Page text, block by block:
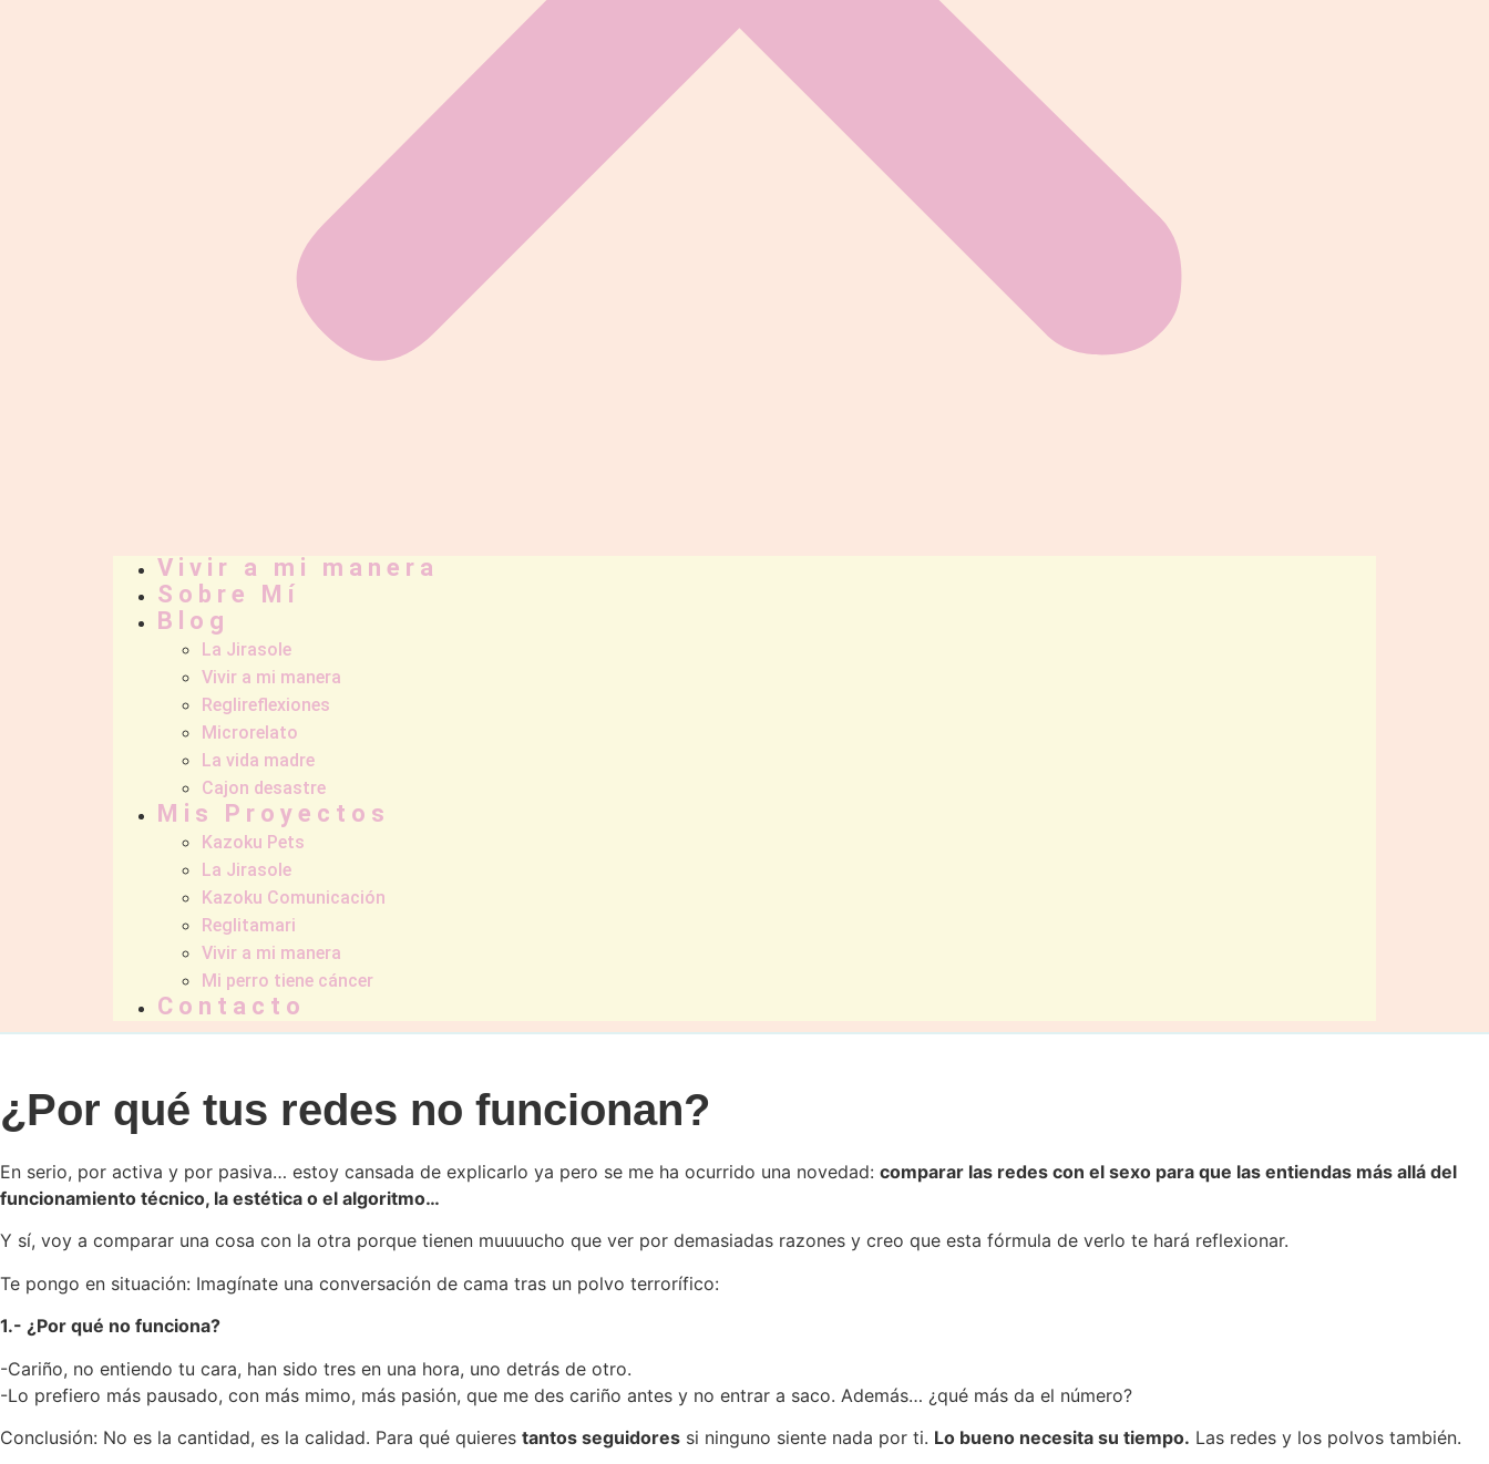
Vivir a mi manera
Sobre Mí
Blog
La Jirasole
Vivir a mi manera
Reglireflexiones
Microrelato
La vida madre
Cajon desastre
Mis Proyectos
Kazoku Pets
La Jirasole
Kazoku Comunicación
Reglitamari
Vivir a mi manera
Mi perro tiene cáncer
Contacto
¿Por qué tus redes no funcionan?
En serio, por activa y por pasiva… estoy cansada de explicarlo ya pero se me ha ocurrido una novedad: comparar las redes con el sexo para que las entiendas más allá del
funcionamiento técnico, la estética o el algoritmo…
Y sí, voy a comparar una cosa con la otra porque tienen muuuucho que ver por demasiadas razones y creo que esta fórmula de verlo te hará reflexionar.
Te pongo en situación: Imagínate una conversación de cama tras un polvo terrorífico:
1.- ¿Por qué no funciona?
-Cariño, no entiendo tu cara, han sido tres en una hora, uno detrás de otro.
-Lo prefiero más pausado, con más mimo, más pasión, que me des cariño antes y no entrar a saco. Además… ¿qué más da el número?
Conclusión: No es la cantidad, es la calidad. Para qué quieres tantos seguidores si ninguno siente nada por ti. Lo bueno necesita su tiempo. Las redes y los polvos también.